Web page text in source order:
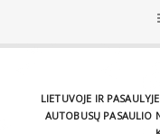
LIETUVOJE IR PASAULYJE
AUTOBUSŲ PASAULIO